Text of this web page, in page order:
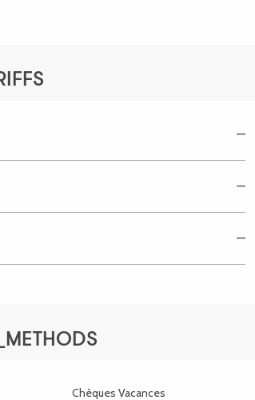
—
—
—
Chèques Vacances